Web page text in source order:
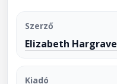
Szerző
Elizabeth Hargrave
Kiadó